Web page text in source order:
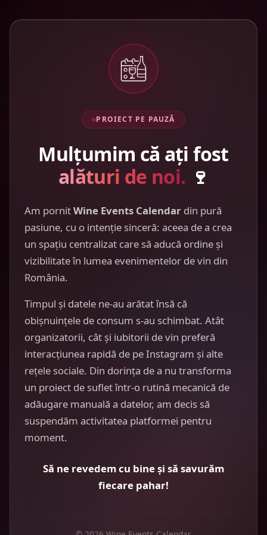
PROIECT PE PAUZĂ
Mulțumim că ați fost
alături de noi. 🍷
Am pornitWine Events Calendar din pură
pasiune, cu o intenție sinceră: aceea de a crea
un spațiu centralizat care să aducă ordine și
vizibilitate în lumea evenimentelor de vin din
România.
Timpul și datele ne-au arătat însă că
obișnuințele de consum s-au schimbat. Atât
organizatorii, cât și iubitorii de vin preferă
interacțiunea rapidă de pe Instagram și alte
rețele sociale. Din dorința de a nu transforma
un proiect de suflet într-o rutină mecanică de
adăugare manuală a datelor, am decis să
suspendăm activitatea platformei pentru
moment.
Să ne revedem cu bine și să savurăm
fiecare pahar!